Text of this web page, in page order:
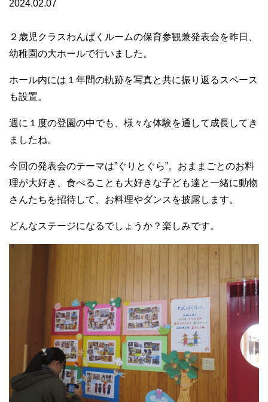
2024.02.07
２歳児クラスわんぱくルームの保育参観兼発表会を昨日、
幼稚園の大ホールで行いました。
ホール内には１年間の軌跡を写真と共に振り返るスペース
も設置。
週に１度の登園の中でも、様々な体験を通して成長してき
ましたね。
今回の発表会のテーマは”ぐりとぐら”。おままごとのお料
理が大好き、食べることも大好きな子ども達と一緒に動物
さんたちを招待して、お料理やダンスを披露します。
どんなステージになるでしょうか？楽しみです。